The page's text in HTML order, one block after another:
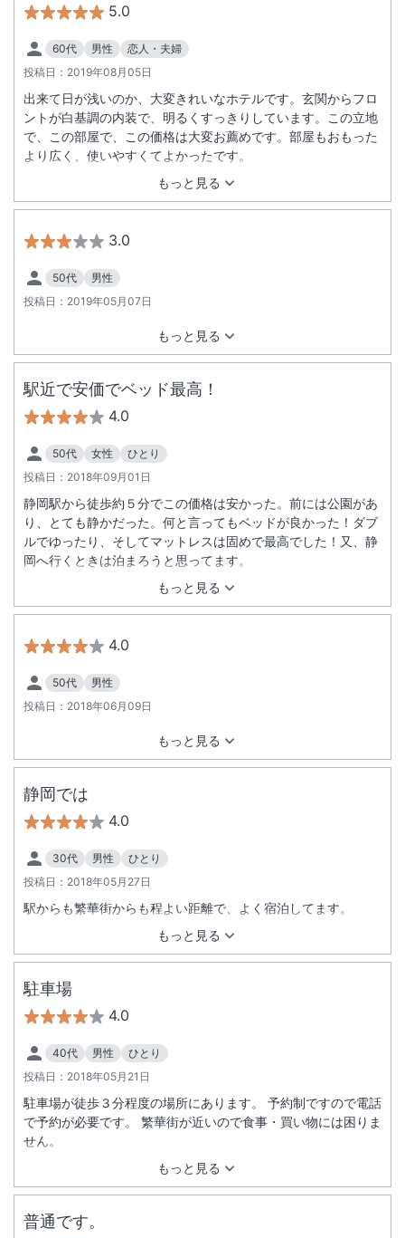
5.0
60代 男性
恋人・夫婦
投稿日： 2019年08月05日
もっと見る
出来て日が浅いのか、大変きれいなホテルです。玄関からフロ
ントが白基調の内装で、明るくすっきりしています。この立地
で、この部屋で、この価格は大変お薦めです。部屋もおもった
より広く、使いやすくてよかったです。
3.0
50代
男性
投稿日： 2019年05月07日
もっと見る
駅近で安価でベッド最高！
4.0
50代 女性
ひとり
投稿日： 2018年09月01日
もっと見る
静岡駅から徒歩約５分でこの価格は安かった。前には公園があ
り、とても静かだった。何と言ってもベッドが良かった！ダブ
ルでゆったり、そしてマットレスは固めで最高でした！又、静
岡へ行くときは泊まろうと思ってます。
4.0
50代
男性
投稿日： 2018年06月09日
もっと見る
静岡では
4.0
30代 男性
ひとり
投稿日： 2018年05月27日
もっと見る
駅からも繁華街からも程よい距離で、よく宿泊してます。
駐車場
4.0
40代 男性
ひとり
投稿日： 2018年05月21日
もっと見る
駐車場が徒歩３分程度の場所にあります。 予約制ですので電話
で予約が必要です。 繁華街が近いので食事・買い物には困りま
せん。
普通です。